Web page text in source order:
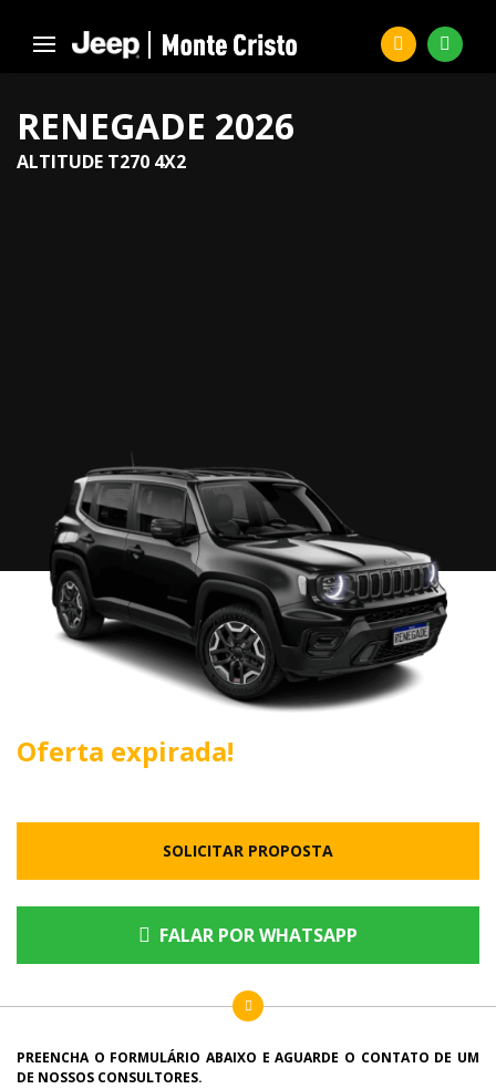
RENEGADE 2026
ALTITUDE T270 4X2
Oferta expirada!
SOLICITAR PROPOSTA
FALAR POR WHATSAPP
PREENCHA O FORMULÁRIO ABAIXO E AGUARDE O CONTATO DE UM
DE NOSSOS CONSULTORES.